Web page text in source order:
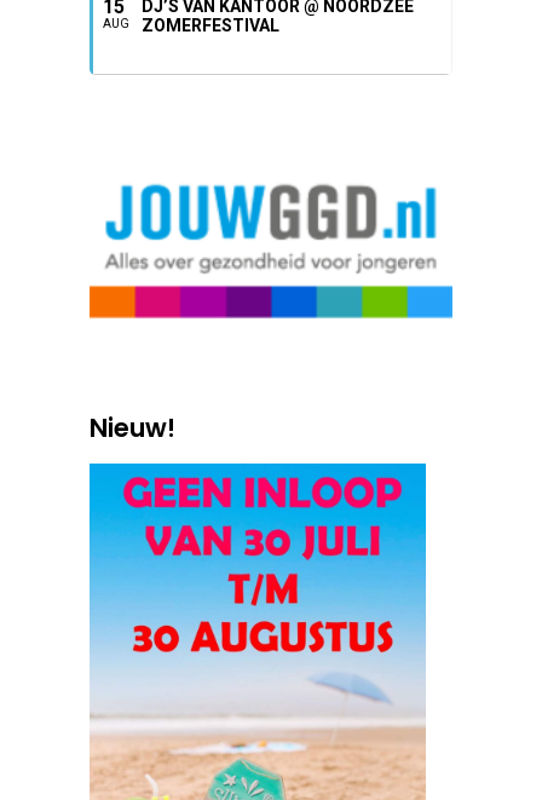
15
AUG
DJ’S VAN KANTOOR @ NOORDZEE
ZOMERFESTIVAL
Nieuw!